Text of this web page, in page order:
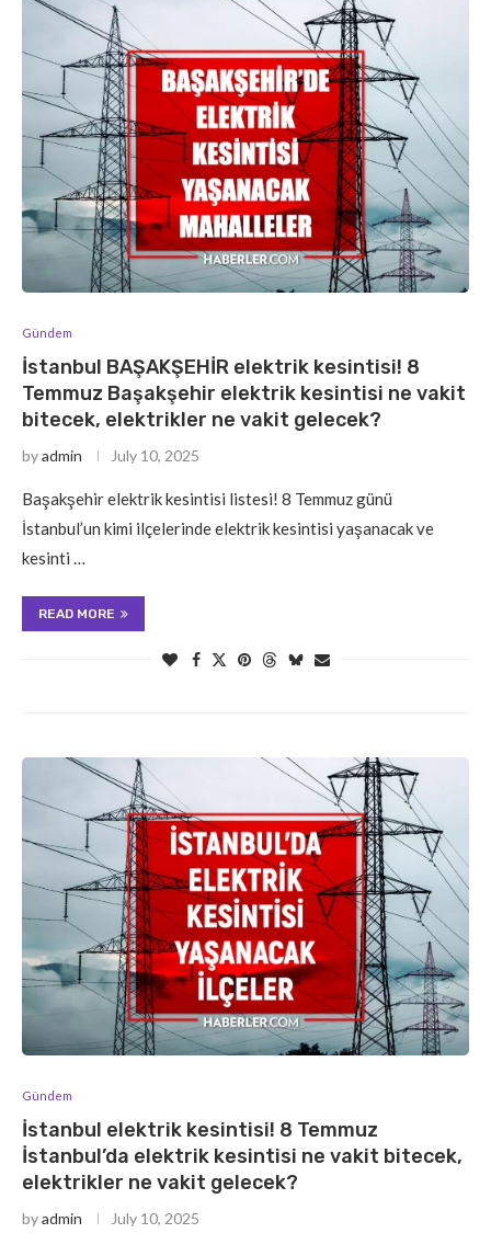
Gündem
İstanbul BAŞAKŞEHİR elektrik kesintisi! 8
Temmuz Başakşehir elektrik kesintisi ne vakit
bitecek, elektrikler ne vakit gelecek?
byadmin July 10, 2025
Başakşehir elektrik kesintisi listesi! 8 Temmuz günü
İstanbul’un kimi ilçelerinde elektrik kesintisi yaşanacak ve
kesinti …
READ MORE
Gündem
İstanbul elektrik kesintisi! 8 Temmuz
İstanbul’da elektrik kesintisi ne vakit bitecek,
elektrikler ne vakit gelecek?
byadmin July 10, 2025